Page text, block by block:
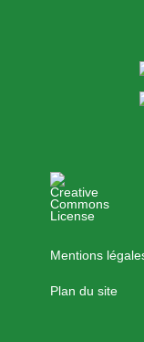
Mentions
Plan du site